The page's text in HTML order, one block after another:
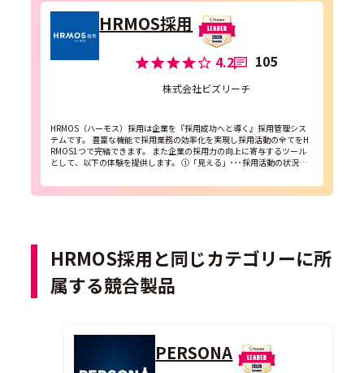
HRMOS採用
4.2 105
株式会社ビズリーチ
HRMOS（ハーモス）採用は企業を『採用成功へと導く』採用管理シス
テムです。 豊富な機能で採用業務の効率化を実現し採用活動の全てをH
RMOS1つで完結できます。 また企業の採用力の向上に寄与するツール
として、以下の体験を提供します。 ①「見える」･･･採用活動の状況を
HRMOS採用と同じカテゴリーに所
属する競合製品
PERSONA